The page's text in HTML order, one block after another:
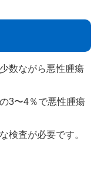
数ながら悪性腫瘍
3〜4％で悪性腫瘍
検査が必要です。